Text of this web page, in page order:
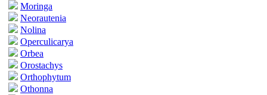
Moringa
Neorautenia
Nolina
Operculicarya
Orbea
Orostachys
Orthophytum
Othonna